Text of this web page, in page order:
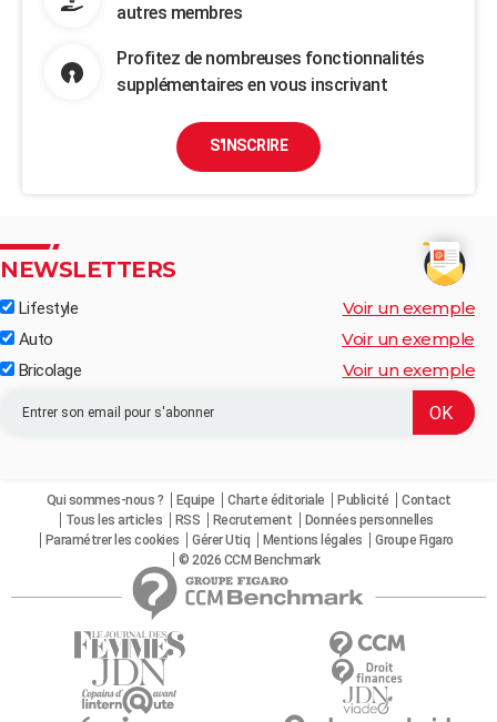
autres membres
Profitez de nombreuses fonctionnalités
supplémentaires en vous inscrivant
S'INSCRIRE
NEWSLETTERS
Lifestyle Voir un exemple
Auto Voir un exemple
Bricolage Voir un exemple
Qui sommes-nous ? Equipe Charte éditoriale Publicité
Contact
Tous les articles
RSS Recrutement
Données personnelles
Paramétrer les cookies
Gérer Utiq Mentions légales
Groupe Figaro
© 2026 CCM Benchmark